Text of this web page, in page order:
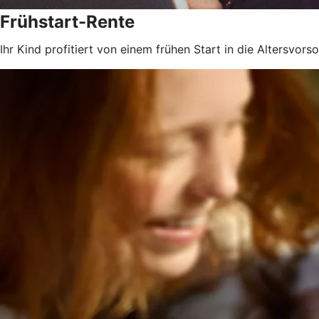
Frühstart-Rente
Ihr Kind profitiert von einem frühen Start in die